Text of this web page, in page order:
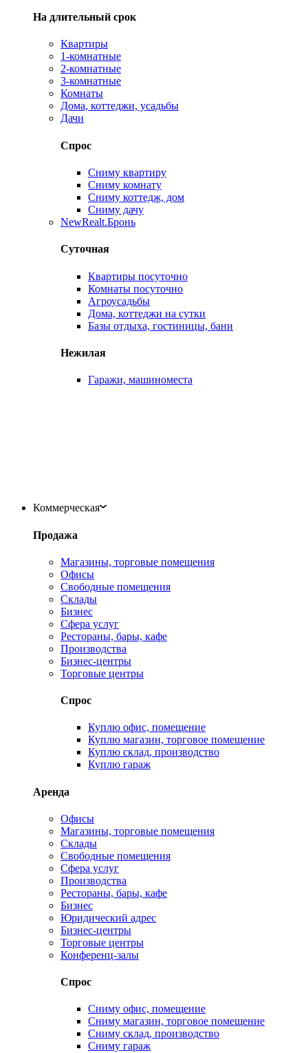
На длительный срок
Квартиры
1-комнатные
2-комнатные
3-комнатные
Комнаты
Дома, коттеджи, усадьбы
Дачи
Спрос
Сниму квартиру
Сниму комнату
Сниму коттедж, дом
Сниму дачу
NewRealt.Бронь
Суточная
Квартиры посуточно
Комнаты посуточно
Агроусадьбы
Дома, коттеджи на сутки
Базы отдыха, гостиницы, бани
Нежилая
Гаражи, машиноместа
Коммерческая
Продажа
Магазины, торговые помещения
Офисы
Свободные помещения
Склады
Бизнес
Сфера услуг
Рестораны, бары, кафе
Производства
Бизнес-центры
Торговые центры
Спрос
Куплю офис, помещение
Куплю магазин, торговое помещение
Куплю склад, производство
Куплю гараж
Аренда
Офисы
Магазины, торговые помещения
Склады
Свободные помещения
Сфера услуг
Производства
Рестораны, бары, кафе
Бизнес
Юридический адрес
Бизнес-центры
Торговые центры
Конференц-залы
Спрос
Сниму офис, помещение
Сниму магазин, торговое помещение
Сниму склад, производство
Сниму гараж